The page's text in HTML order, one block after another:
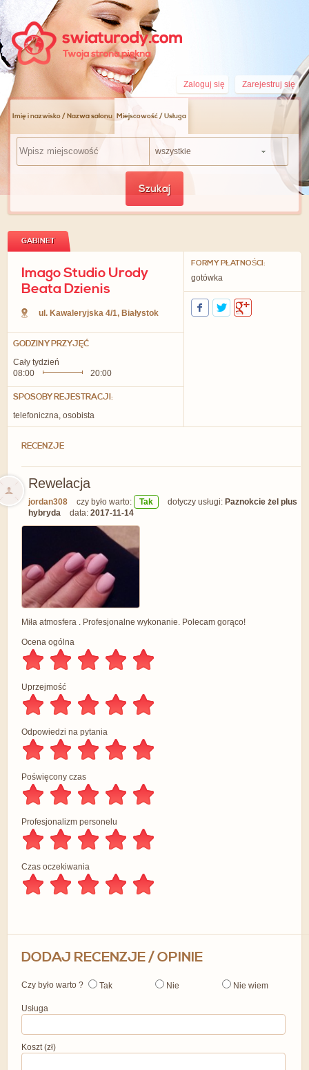
Zarejestruj się
Zaloguj się
Imię i nazwisko / Nazwa salonu Miejscowość / Usługa
wszystkie
Szukaj
GABINET
Imago Studio Urody
Beata Dzienis
ul. Kawaleryjska 4/1, Białystok
GODZINY PRZYJĘĆ
Cały tydzień
08:00
20:00
SPOSOBY REJESTRACJI:
telefoniczna, osobista
FORMY PŁATNOŚCI:
gotówka
RECENZJE
Rewelacja
jordan308 czy było warto: Tak dotyczy usługi: Paznokcie żel plus
hybryda
data:2017-11-14
Miła atmosfera . Profesjonalne wykonanie. Polecam gorąco!
Ocena ogólna
Uprzejmość
Odpowiedzi na pytania
Poświęcony czas
Profesjonalizm personelu
Czas oczekiwania
DODAJ RECENZJE / OPINIE
Czy było warto ? Tak Nie Nie wiem
Usługa
Koszt (zł)